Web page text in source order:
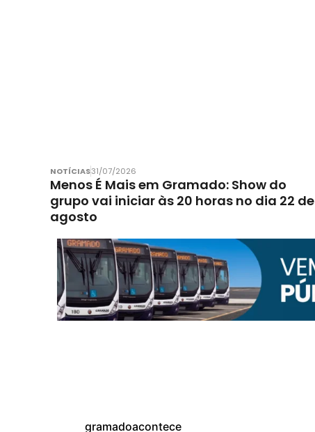
NOTÍCIAS31/07/2026
Menos É Mais em Gramado: Show do
grupo vai iniciar às 20 horas no dia 22 de
agosto
gramadoacontece